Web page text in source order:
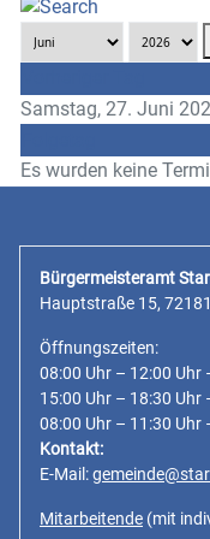
Samstag, 27. Juni
Es wurden keine
Bürgermeisteramt
Hauptstraße 15,
Öffnungszeiten:
08:00 Uhr – 12:00
15:00 Uhr – 18:30 Uhr
08:00 Uhr – 11:30 Uhr
Kontakt:
E-Mail:
Mitarbeitende (mit